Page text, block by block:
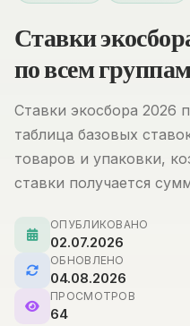
Ставки
по всем
Ставки экосбора 2026
таблица базовых
товаров и упаковки,
ставки получается
ОПУБЛИКОВАНО
02.07.2026
ОБНОВЛЕНО
04.08.2026
ПРОСМОТРОВ
64